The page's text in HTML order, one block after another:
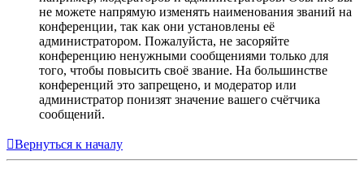
не можете напрямую изменять наименования званий на
конференции, так как они установлены её
администратором. Пожалуйста, не засоряйте
конференцию ненужными сообщениями только для
того, чтобы повысить своё звание. На большинстве
конференций это запрещено, и модератор или
администратор понизят значение вашего счётчика
сообщений.
Вернуться к началу